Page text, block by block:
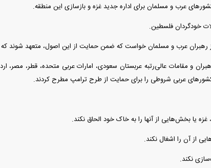
عرب و مسلمان برای اداره جدید غزه و بازسازی این منطقه.
خودگردان فلسطین.
از رهبران عرب و مسلمان خواست که ضمن حمایت از این اصول، متعهد شوند
و مقامات عالی‌رتبه عربستان سعودی، امارات عربی متحده، قطر، مصر،
کشور‌های عربی شروطی را برای حمایت از طرح ترامپ مطرح کردند.
غزه یا بخش‌هایی از آنها را به خاک خود الحاق نکند.
از آن را اشغال نکند.
نکند.